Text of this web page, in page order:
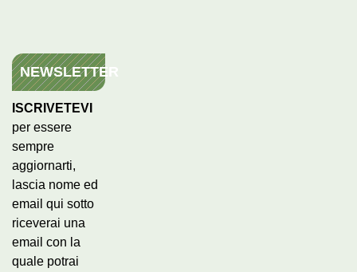
NEWSLETTER
ISCRIVETEVI
per essere
sempre
aggiornarti,
lascia nome ed
email qui sotto
riceverai una
email con la
quale potrai